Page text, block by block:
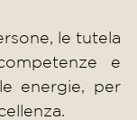
le tutela
e
energie, per